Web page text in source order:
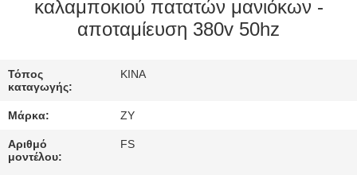
ΈΛΕΓΧΟΣ
ΕΛΆΤΕ
ΣΕ
ΕΠΑΦΉ
ΜΕ
καλαμποκιού πατατών μανιόκων -
αποταμίευση 380v 50hz
Τόπος
καταγωγής:
ΚΙΝΑ
Μάρκα: ZY
Αριθμό
μοντέλου:
FS